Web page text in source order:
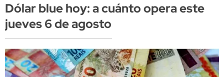
Dólar blue hoy: a cuánto opera este
jueves 6 de agosto